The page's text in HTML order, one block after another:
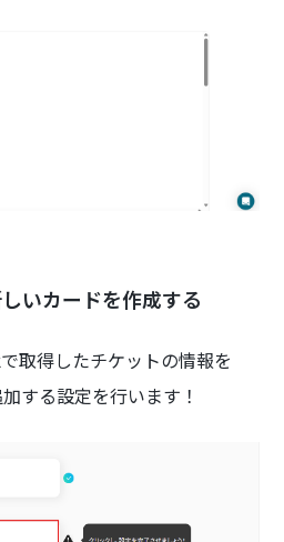
いカードを作成する
取得したチケットの情報を
する設定を行います！